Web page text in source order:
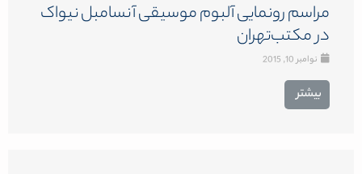
مراسم رونمایی آلبوم موسیقی آنسامبل نیواک
در مکتب‌تهران
نوامبر 10, 2015
بیشتر